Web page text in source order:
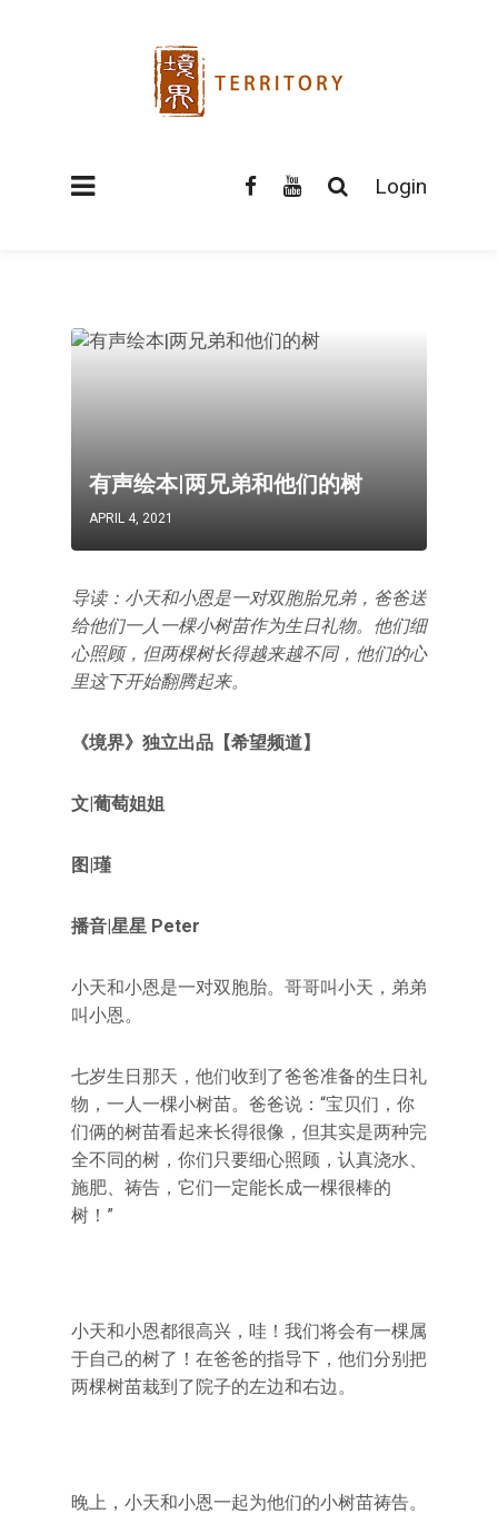
Login
有声绘本|两兄弟和他们的树
APRIL 4, 2021
导读：小天和小恩是一对双胞胎兄弟，爸爸送
给他们一人一棵小树苗作为生日礼物。他们细
心照顾，但两棵树长得越来越不同，他们的心
里这下开始翻腾起来。
《境界》独立出品【希望频道】
文|葡萄姐姐
图|瑾
播音|星星 Peter
小天和小恩是一对双胞胎。哥哥叫小天，弟弟
叫小恩。
七岁生日那天，他们收到了爸爸准备的生日礼
物，一人一棵小树苗。爸爸说：“宝贝们，你
们俩的树苗看起来长得很像，但其实是两种完
全不同的树，你们只要细心照顾，认真浇水、
施肥、祷告，它们一定能长成一棵很棒的
树！”
小天和小恩都很高兴，哇！我们将会有一棵属
于自己的树了！在爸爸的指导下，他们分别把
两棵树苗栽到了院子的左边和右边。
晚上，小天和小恩一起为他们的小树苗祷告。